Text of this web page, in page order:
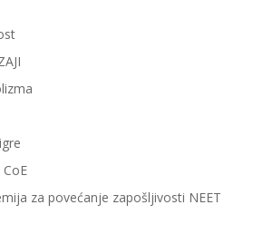
za povećanje zapošljivosti NEET